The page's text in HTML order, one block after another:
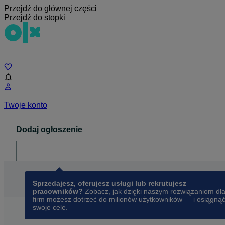
Przejdź do głównej części
Przejdź do stopki
Twoje konto
Dodaj ogłoszenie
Sprzedajesz, oferujesz usługi lub rekrutujesz
pracowników? Zobacz, jak dzięki naszym rozwiązaniom dla
firm możesz dotrzeć do milionów użytkowników — i osiągnąć
swoje cele.